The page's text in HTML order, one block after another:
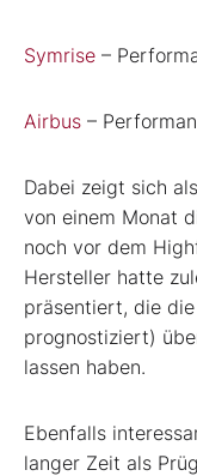
Symrise –
Airbus –
Dabei zeigt sich
von einem Monat
noch vor dem
Hersteller hatte
präsentiert, die die
prognostiziert)
lassen haben.
Ebenfalls
langer Zeit als